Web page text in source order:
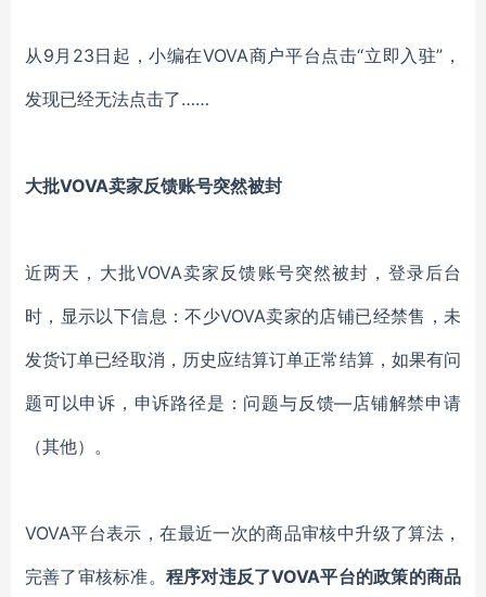
从9月23日起，小编在VOVA商户平台点击“立即入驻”，
发现已经无法点击了……
大批VOVA卖家反馈账号突然被封
近两天，大批VOVA卖家反馈账号突然被封，登录后台
时，显示以下信息：不少VOVA卖家的店铺已经禁售，未
发货订单已经取消，历史应结算订单正常结算，如果有问
题可以申诉，申诉路径是：问题与反馈—店铺解禁申请
（其他）。
VOVA平台表示，在最近一次的商品审核中升级了算法，
完善了审核标准。 程序对违反了VOVA平台的政策的商品